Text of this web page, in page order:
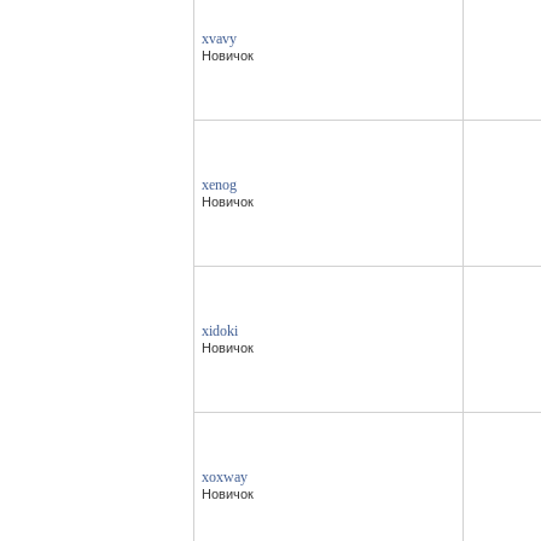
xvavy
Новичок
xenog
Новичок
xidoki
Новичок
xoxway
Новичок